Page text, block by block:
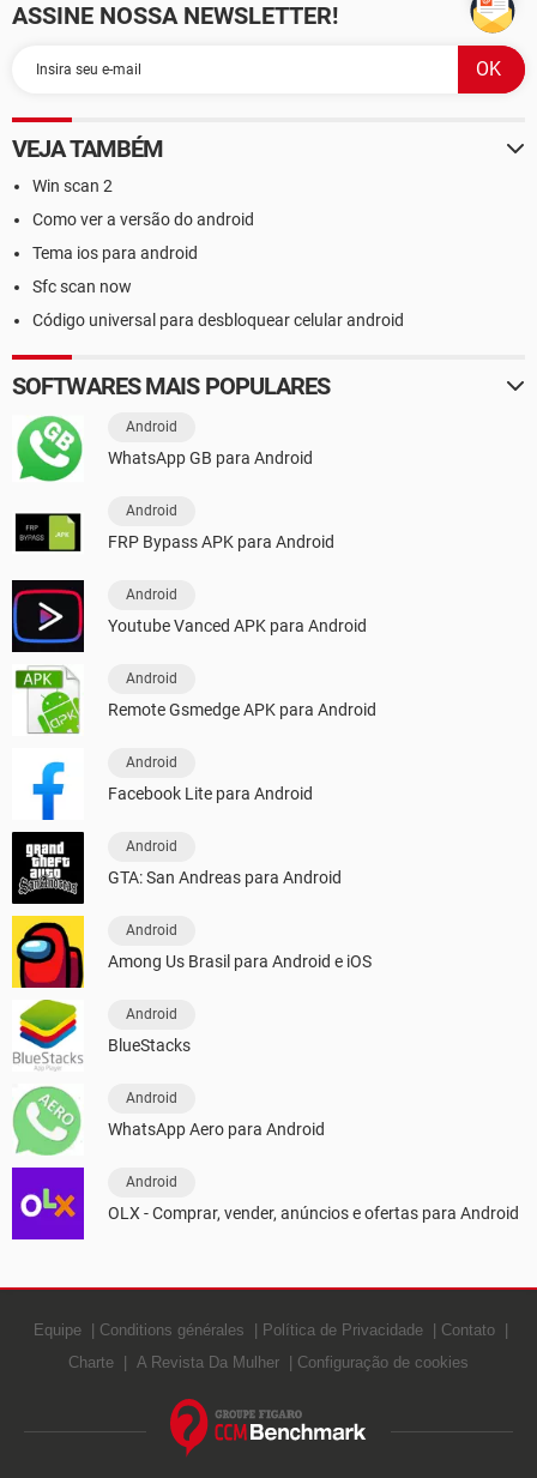
ASSINE NOSSA NEWSLETTER!
VEJA TAMBÉM
Win scan 2
Como ver a versão do android
Tema ios para android
Sfc scan now
Código universal para desbloquear celular android
SOFTWARES MAIS POPULARES
Android
WhatsApp GB para Android
Android
FRP Bypass APK para Android
Android
Youtube Vanced APK para Android
Android
Remote Gsmedge APK para Android
Android
Facebook Lite para Android
Android
GTA: San Andreas para Android
Android
Among Us Brasil para Android e iOS
Android
BlueStacks
Android
WhatsApp Aero para Android
Android
OLX - Comprar, vender, anúncios e ofertas para Android
Equipe Conditions générales Política de Privacidade
Contato
Charte
A Revista Da Mulher Configuração de cookies